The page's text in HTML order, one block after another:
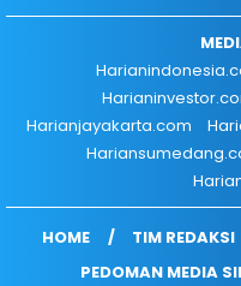
Harianjayakarta.com
HOME TIM REDAKSI
PEDOMAN MEDIA